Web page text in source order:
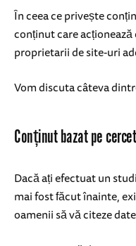
În ceea ce privește
conținut care acționează
proprietarii de site-uri
Vom discuta câteva
Conținut bazat pe
Dacă ați efectuat un
mai fost făcut înainte,
oamenii să vă citeze